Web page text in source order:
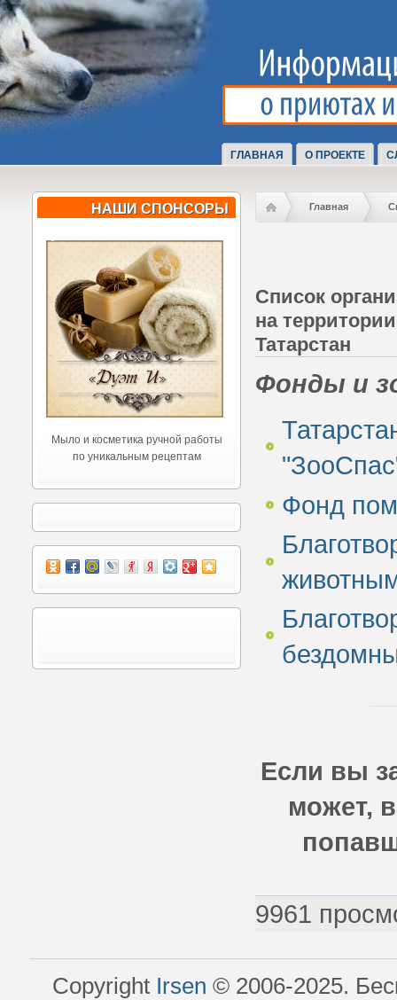
ГЛАВНАЯ О ПРОЕКТЕ
НАШИ СПОНСОРЫ
Мыло и косметика ручной работы
по уникальным рецептам
Главная
Список
на
Татарстан
Фонды и
Фонд
Если вы
может,
9961
Copyright Irsen © 2006-2025.